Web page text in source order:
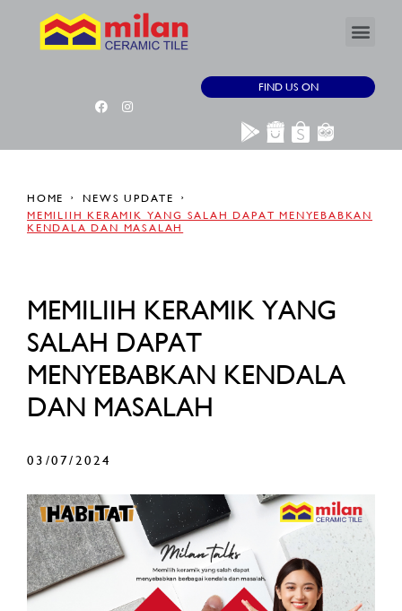
FIND US ON
HOME
NEWS UPDATE
MEMILIIH KERAMIK YANG SALAH DAPAT MENYEBABKAN
KENDALA DAN MASALAH
MEMILIIH KERAMIK YANG
SALAH DAPAT
MENYEBABKAN KENDALA
DAN MASALAH
03/07/2024